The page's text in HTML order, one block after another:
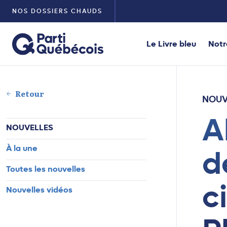
NOS DOSSIERS CHAUDS
Le Livre bleu
Retour
NOUVELLES
À la une
Toutes les nouvelles
Nouvelles vidéos